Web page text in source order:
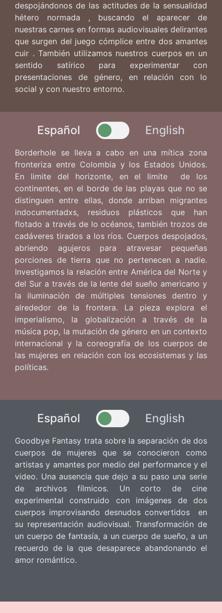
despojándonos de las actitudes de la sensualidad
hétero normada , buscando el aparecer de
nuestras carnes en formas audiovisuales delirantes
que surgen del juego cómplice entre dos amantes
cuir . También utilizamos nuestros cuerpos en un
sentido satírico para experimentar con
presentaciones de género, en relación con lo
social y con nuestro entorno.
Español English
Borderhole se lleva a cabo en una mítica zona
fronteriza entre Colombia y los Estados Unidos.
En limite del horizonte, en el limite de los
continentes, en el borde de las playas que no se
distinguen entre ellas, donde arriban migrantes
indocumentadxs, residuos plásticos que han
flotado a través de lo océanos, también trozos de
cadáveres tirados a los ríos. Cuerpos despojados,
abriendo agujeros para atravesar pequeñas
porciones de tierra que no pertenecen a nadie.
Investigamos la relación entre América del Norte y
del Sur a través de la lente del sueño americano y
la iluminación de múltiples tensiones dentro y
alrededor de la frontera. La pieza explora el
imperialismo, la globalización a través de la
música pop, la mutación de género en un contexto
internacional y la coreografía de los cuerpos de
las mujeres en relación con los ecosistemas y las
políticas.
Español English
Goodbye Fantasy trata sobre la separación de dos
cuerpos de mujeres que se conocieron como
artistas y amantes por medio del performance y el
video. Una ausencia que dejo a su paso una serie
de archivos fílmicos. Un corto de cine
experimental construido con imágenes de dos
cuerpos improvisando desnudos convertidos en
su representación audiovisual. Transformación de
un cuerpo de fantasía, a un cuerpo de sueño, a un
recuerdo de la que desaparece abandonando el
amor romántico.